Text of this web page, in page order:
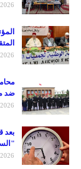
ضد
بعد